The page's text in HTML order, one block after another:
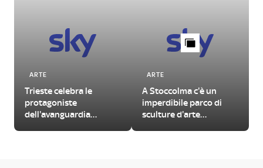
ARTE
Trieste celebra le
protagoniste
dell'avanguardia
ARTE
A Stoccolma c'è un
imperdibile parco di
sculture d'arte